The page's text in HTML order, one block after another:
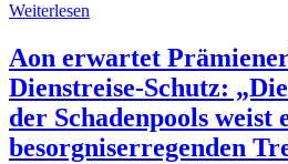
Weiterlesen
Aon erwartet
Dienstreise-Schutz:
der Schadenpools weist
besorgniserregenden